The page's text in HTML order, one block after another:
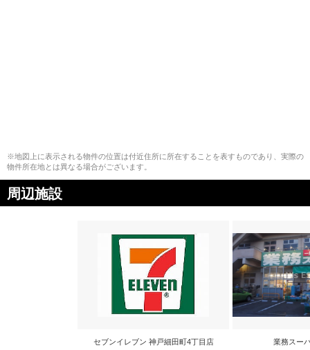
※地図上に表示される物件の位置は付近住所に所在することを表すものであり、実際の
物件所在地とは異なる場合がございます。
周辺施設
セブンイレブン 神戸細田町4丁目店 業務スー